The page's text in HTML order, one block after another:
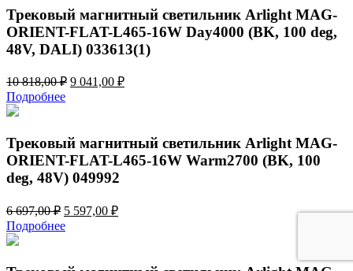
849,00 ₽.
Трековый магнитный светильник Arlight MAG-
ORIENT-FLAT-L465-16W Day4000 (BK, 100 deg,
48V, DALI) 033613(1)
10 818,00₽ Первоначальная
818,00 ₽.
9 041,00 ₽Текущая
Подробнее
Трековый магнитный светильник Arlight MAG-
ORIENT-FLAT-L465-16W Warm2700 (BK, 100
deg, 48V) 049992
6 697,00₽ Первоначальная
цена
составляла
697,00 ₽.
5 597,00 ₽Текущая
Подробнее